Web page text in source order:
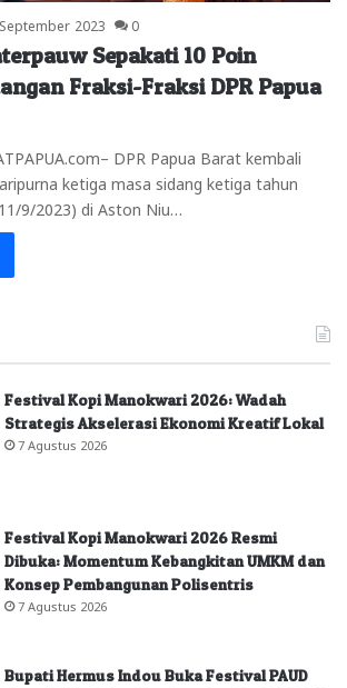
2023 0
Sepakati 10 Poin
Fraksi-Fraksi DPR Papua
DPR Papua Barat kembali
ketiga masa sidang ketiga tahun
9/2023) di Aston Niu…
Festival Kopi Manokwari 2026: Wadah
Strategis Akselerasi Ekonomi Kreatif Lokal
7 Agustus 2026
Festival Kopi Manokwari 2026 Resmi
Dibuka: Momentum Kebangkitan UMKM dan
Konsep Pembangunan Polisentris
7 Agustus 2026
Bupati Hermus Indou Buka Festival PAUD